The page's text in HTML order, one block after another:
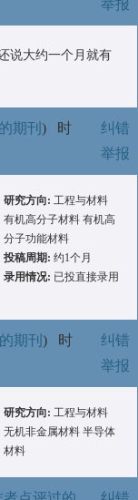
举报
说大约一个月就有
期刊 ) 时
纠错
举报
研究方向: 工程与材料
有机高分子材料 有机高
分子功能材料
投稿周期: 约1个月
录用情况: 已投直接录用
期刊 ) 时
纠错
举报
研究方向: 工程与材料
无机非金属材料 半导体
材料